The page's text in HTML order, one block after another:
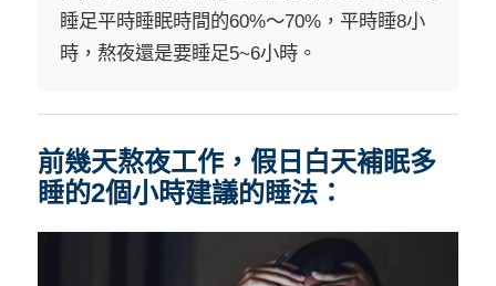
睡足平時睡眠時間的60%～70%，平時睡8小
時，熬夜還是要睡足5~6小時。
前幾天熬夜工作，假日白天補眠多
睡的2個小時建議的睡法：